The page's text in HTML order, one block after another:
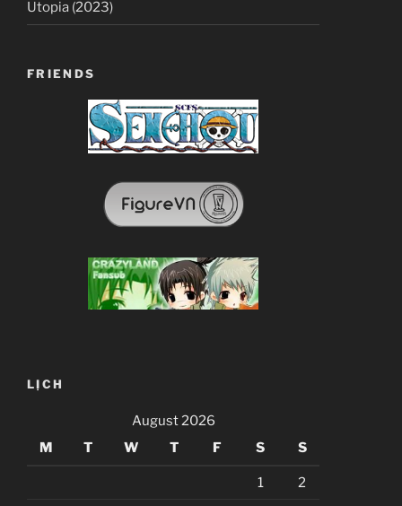
Utopia (2023)
FRIENDS
LỊCH
August 2026
M
T W T F S S
1 2